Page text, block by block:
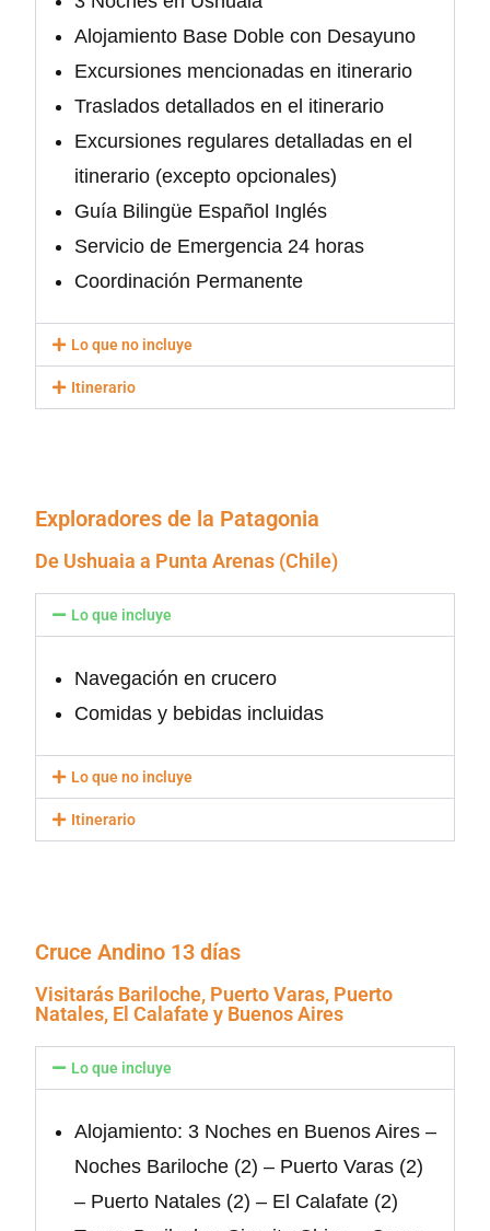
Alojamiento Base Doble con Desayuno
Excursiones mencionadas en itinerario
Traslados detallados en el itinerario
Excursiones regulares detalladas en el
itinerario (excepto opcionales)
Guía Bilingüe Español Inglés
Servicio de Emergencia 24 horas
Coordinación Permanente
Lo que no incluye
Itinerario
Exploradores de la Patagonia
De Ushuaia a Punta Arenas (Chile)
Lo que incluye
Navegación en crucero
Comidas y bebidas incluidas
Lo que no incluye
Itinerario
Cruce Andino 13 días
Visitarás Bariloche, Puerto Varas, Puerto
Natales, El Calafate y Buenos Aires
Lo que incluye
Alojamiento: 3 Noches en Buenos Aires –
Noches Bariloche (2) – Puerto Varas (2)
– Puerto Natales (2) – El Calafate (2)